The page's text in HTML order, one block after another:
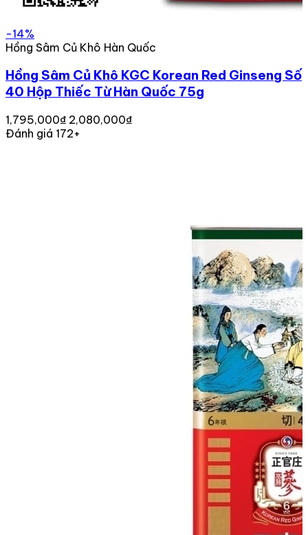
-14%
Hồng Sâm Củ Khô Hàn Quốc
Hồng Sâm Củ Khô KGC Korean Red Ginseng Số
40 Hộp Thiếc Từ Hàn Quốc 75g
1,795,000₫ 2,080,000₫
Đánh giá 172+